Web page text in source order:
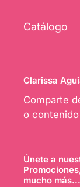
Catálogo
Clarissa
Comparte
o
Únete a
mucho más...